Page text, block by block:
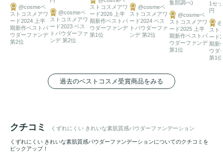
@cosmeベ
ストコスメアワ
ード2024 上半
期新作ベストパ
ウダーファンデ
第2位
@cosmeベ
ストコスメアワ
ード2023 ベス
トパウダーファ
ンデ 第2位
ストコスメアワ
ード2026 上半
期新作ベストパ
ウダーファンデ
第1位
@cosmeベ
ストコスメアワ
ード2024 ベス
トパウダーファ
ンデ 第2位
集部調べ)
@cosmeベ
ストコスメアワ
ード2025 上半
期新作ベストパ
ウダーファンデ
第1位
1セ
円
スト
ード
期新
ウダ
第1位
過去のベストコスメ受賞商品をみる
クチコミ くずれにくい きれいな素肌質感パウダーファンデーション
くずれにくい きれいな素肌質感パウダーファンデーションについてのクチコミを
ピックアップ！